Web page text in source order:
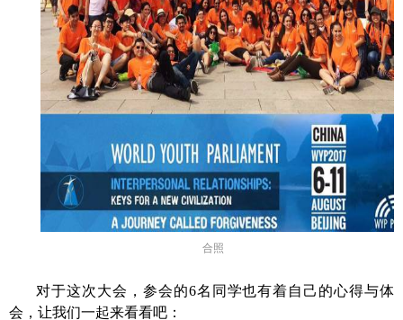
合照
对于这次大会，参会的6名同学也有着自己的心得与体
会，让我们一起来看看吧：